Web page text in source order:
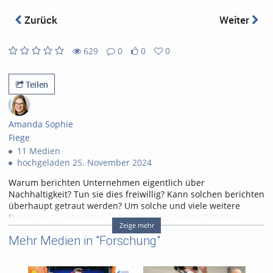
Zurück Weiter
629
views
0
Kommentare
0
likes
0
favorites
Teilen
Amanda Sophie
Fiege
11 Medien
hochgeladen 25. November 2024
Warum berichten Unternehmen eigentlich über
Nachhaltigkeit? Tun sie dies freiwillig? Kann solchen berichten
überhaupt getraut werden? Um solche und viele weitere
Fragen zu beantworten, beleuchtet der Vortrag Praktiken,
durch die Unternehmen ökologische und soziale
Verantwortung in ihrer Berichterstattung vortäuschen, um ihr
Zeige mehr
Mehr Medien in "Forschung"